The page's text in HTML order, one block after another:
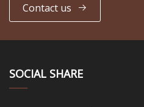
Contact us
SOCIAL SHARE